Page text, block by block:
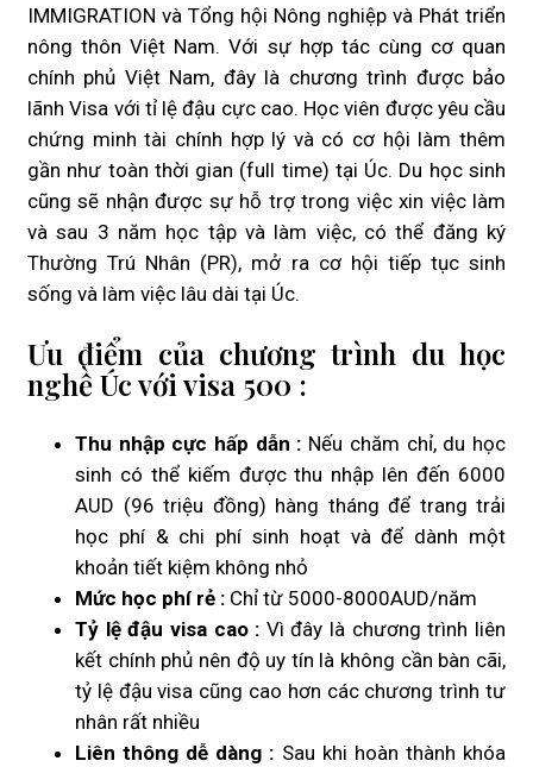
IMMIGRATION và Tổng hội Nông nghiệp và Phát triển
nông thôn Việt Nam. Với sự hợp tác cùng cơ quan
chính phủ Việt Nam, đây là chương trình được bảo
lãnh Visa với tỉ lệ đậu cực cao. Học viên được yêu cầu
chứng minh tài chính hợp lý và có cơ hội làm thêm
gần như toàn thời gian (full time) tại Úc. Du học sinh
cũng sẽ nhận được sự hỗ trợ trong việc xin việc làm
và sau 3 năm học tập và làm việc, có thể đăng ký
Thường Trú Nhân (PR), mở ra cơ hội tiếp tục sinh
sống và làm việc lâu dài tại Úc.
Ưu điểm của chương trình du học
nghề Úc với visa 500 :
Thu nhập cực hấp dẫn : Nếu chăm chỉ, du học
sinh có thể kiếm được thu nhập lên đến 6000
AUD (96 triệu đồng) hàng tháng để trang trải
học phí & chi phí sinh hoạt và để dành một
khoản tiết kiệm không nhỏ
Mức học phí rẻ : Chỉ từ 5000-8000AUD/năm
Tỷ lệ đậu visa cao : Vì đây là chương trình liên
kết chính phủ nên độ uy tín là không cần bàn cãi,
tỷ lệ đậu visa cũng cao hơn các chương trình tư
nhân rất nhiều
Liên thông dễ dàng : Sau khi hoàn thành khóa